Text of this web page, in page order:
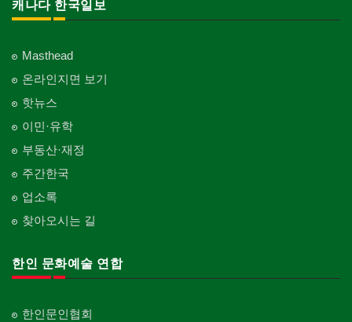
캐나다 한국일보
Masthead
온라인지면 보기
핫뉴스
이민·유학
부동산·재정
주간한국
업소록
찾아오시는 길
한인 문화예술 연합
한인문인협회